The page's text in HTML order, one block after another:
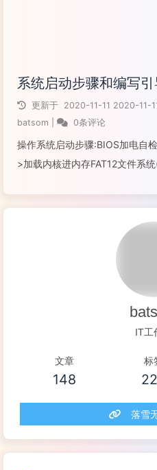
系统启动步骤和编写
更新于 2020-11-11 2020-11-
batsom
0条评论
操作系统启动步骤:BIOS加电
>加载内核进内存FAT12文件系
IT工
文章
148
标
落雪